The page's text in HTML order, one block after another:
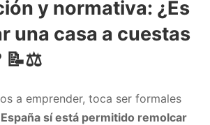
y normativa: ¿Es
una casa a cuestas
📝⚖️
a emprender, toca ser formales
España sí está permitido remolcar